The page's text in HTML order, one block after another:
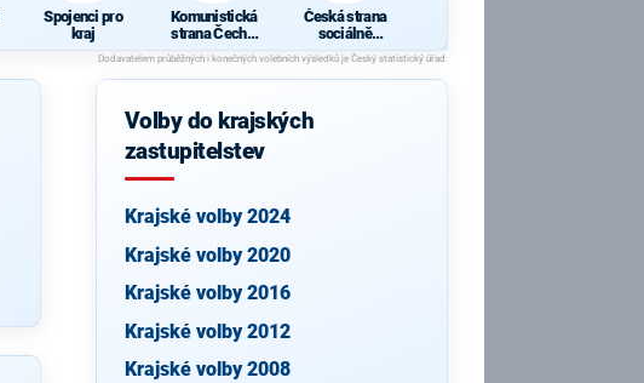
Spojenci pro
kraj
Komunistická
strana Čech a
Moravy
Česká strana
sociálně
demokratická
Volby do krajských
zastupitelstev
Krajské volby 2024
Krajské volby 2020
Krajské volby 2016
Krajské volby 2012
Krajské volby 2008